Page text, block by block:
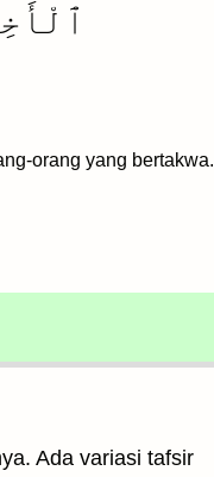
orang yang bertakwa.
Ada variasi tafsir